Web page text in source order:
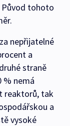
Původ tohoto
nepřijatelné
a
straně
% nemá
reaktorů, tak
a
vysoké